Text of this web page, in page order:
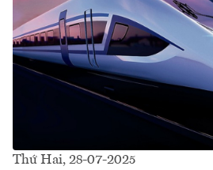
Thứ Hai, 28-07-2025